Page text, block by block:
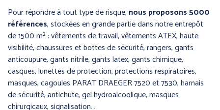
PROTECTION DU CORPS
- THERMIQUE et
INTEMPÉRIES
PROTECTION DES PIEDS
Pour répondre à tout type de risque, nous proposons 5000
références, stockées en grande partie dans notre entrepôt
de 1500 m² : vêtements de travail, vêtements ATEX, haute
visibilité, chaussures et bottes de sécurité, rangers, gants
anticoupure, gants nitrile, gants latex, gants chimique,
casques, lunettes de protection, protections respiratoires,
masques, cagoules PARAT DRAEGER 7520 et 7530, harnais
de sécurité, antichute, gel hydroalcoolique, masques
chirurgicaux, signalisation…